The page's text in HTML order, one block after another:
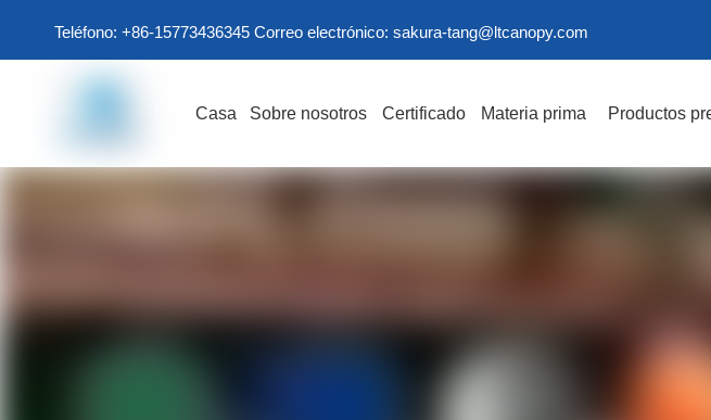
Teléfono: +86-15773436345 Correo electrónico: sakura-tang@ltcanopy.com
Casa Sobre nosotros Certificado Materia prima Productos